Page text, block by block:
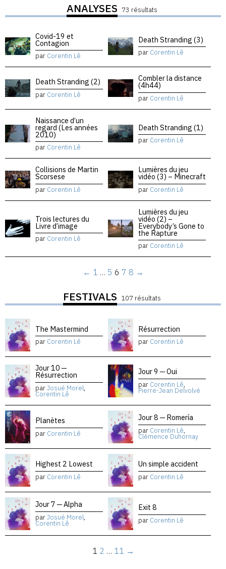
ANALYSES 73 résultats
Covid-19 et
Contagion
par Corentin Lê
Death Stranding (3)
par Corentin Lê
Death Stranding (2)
par Corentin Lê
Combler la distance
(4h44)
par Corentin Lê
Naissance d’un
regard (Les années
2010)
par Corentin Lê
Death Stranding (1)
par Corentin Lê
Collisions de Martin
Scorsese
par Corentin Lê
Lumières du jeu
vidéo (3) – Minecraft
par Corentin Lê
Trois lectures du
Livre d’image
par Corentin Lê
Lumières du jeu
vidéo (2) –
Everybody’s Gone to
the Rapture
par Corentin Lê
← 1 … 5 6 7 8 →
FESTIVALS 107 résultats
The Mastermind
par Corentin Lê
Résurrection
par Corentin Lê
Jour 10 —
Résurrection
parJosué Morel,
Corentin Lê
Jour 9 — Oui
par Corentin Lê,
Pierre-Jean Delvolvé
Planètes
par Corentin Lê
Jour 8 — Romería
par Corentin Lê,
Clémence Duhornay
Highest 2 Lowest
par Corentin Lê
Un simple accident
par Corentin Lê
Jour 7 — Alpha
parJosué Morel,
Corentin Lê
Exit 8
par Corentin Lê
1 2 … 11 →